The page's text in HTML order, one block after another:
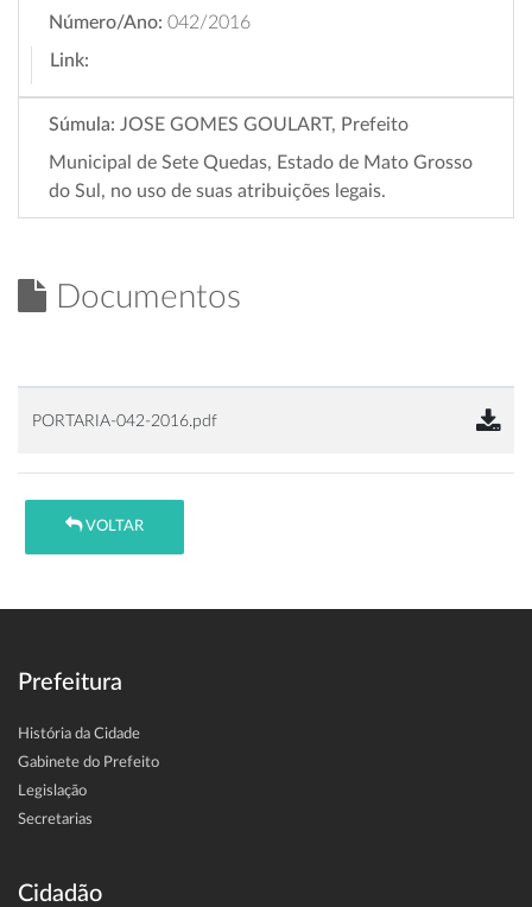
Número/Ano: 042/2016
Link:
Súmula: JOSE GOMES GOULART, Prefeito
Municipal de Sete Quedas, Estado de Mato Grosso
do Sul, no uso de suas atribuições legais.
Documentos
PORTARIA-042-2016.pdf
VOLTAR
Prefeitura
História da Cidade
Gabinete do Prefeito
Legislação
Secretarias
Cidadão